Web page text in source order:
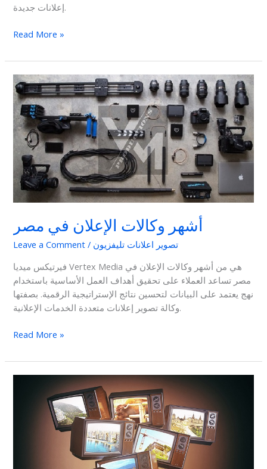
إعلانات جديدة.
Read More »
أشهر وكالات الإعلان في مصر
Leave a Comment / تصوير اعلانات تليفزيون
فيرتيكس ميديا Vertex Media هي من أشهر وكالات الإعلان في
مصر تساعد العملاء على تحقيق أهداف العمل الأساسية باستخدام
نهج يعتمد على البيانات لتحسين نتائج الإستراتيجية الرقمية. بصفتها
وكالة تصوير إعلانات متعددة الخدمات الإعلانية.
أشهر
وكالات
الإعلان
في
مصر
Read More »